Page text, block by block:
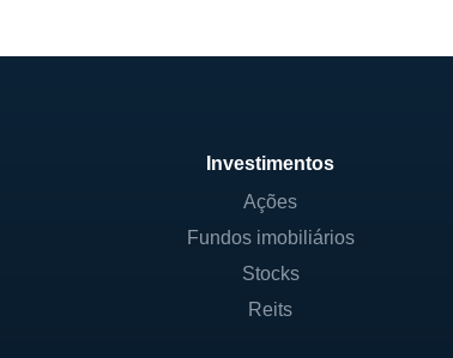
Investimentos
Ações
Fundos imobiliários
Stocks
Reits